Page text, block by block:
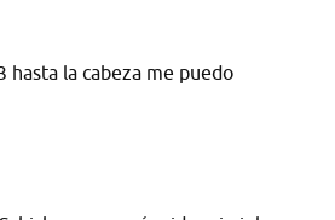
hasta la cabeza me puedo